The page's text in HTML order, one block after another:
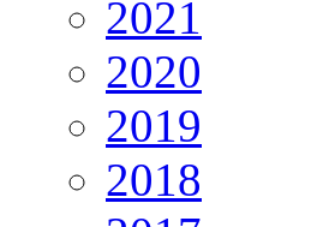
2021
2020
2019
2018